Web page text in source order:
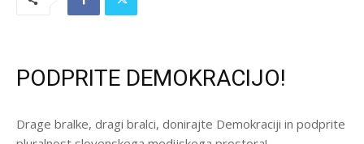
PODPRITE DEMOKRACIJO!
Drage bralke, dragi bralci, donirajte Demokraciji in podprite